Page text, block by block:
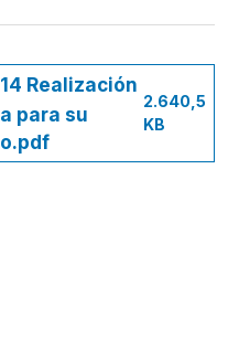
Realización
para su
2.640,5
KB